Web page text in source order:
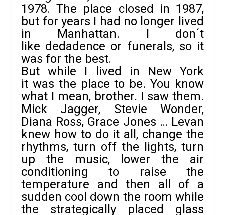
1978. The place closed in 1987,
but for years I had no longer lived
in Manhattan. I don´t
like dedadence or funerals, so it
was for the best.
But while I lived in New York
it was the place to be. You know
what I mean, brother. I saw them.
Mick Jagger, Stevie Wonder,
Diana Ross, Grace Jones … Levan
knew how to do it all, change the
rhythms, turn off the lights, turn
up the music, lower the air
conditioning to raise the
temperature and then all of a
sudden cool down the room while
the strategically placed glass